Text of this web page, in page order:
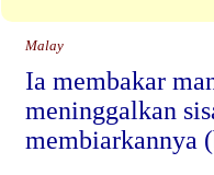
Malay
Ia membakar
meninggalkan
membiarkannya